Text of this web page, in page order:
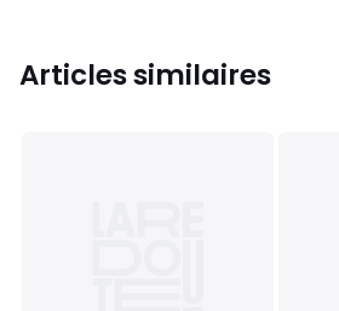
Articles similaires